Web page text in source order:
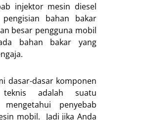
injektor mesin diesel
bahan bakar
besar pengguna mobil
bahan bakar yang
dasar-dasar komponen
adalah suatu
penyebab
mobil. Jadi jika Anda